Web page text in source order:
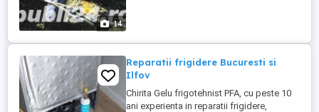
14
Reparatii frigidere Bucuresti si
Ilfov
Chirita Gelu frigotehnist PFA, cu peste 10
ani experienta in reparatii frigidere,